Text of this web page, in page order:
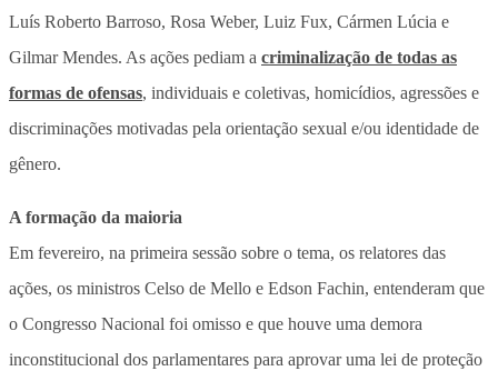
Luís Roberto Barroso, Rosa Weber, Luiz Fux, Cármen Lúcia e
Gilmar Mendes. As ações pediam a criminalização de todas as
formas de ofensas, individuais e coletivas, homicídios, agressões e
discriminações motivadas pela orientação sexual e/ou identidade de
gênero.
A formação da maioria
Em fevereiro, na primeira sessão sobre o tema, os relatores das
ações, os ministros Celso de Mello e Edson Fachin, entenderam que
o Congresso Nacional foi omisso e que houve uma demora
inconstitucional dos parlamentares para aprovar uma lei de proteção